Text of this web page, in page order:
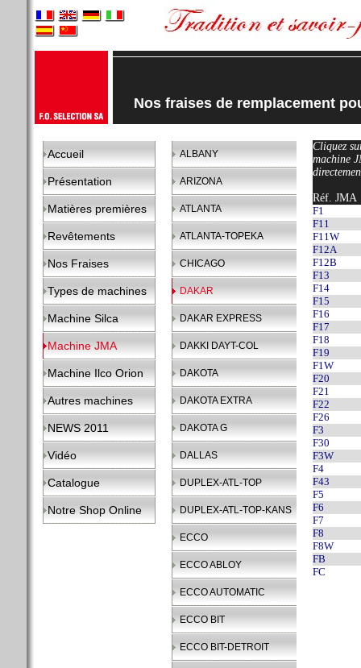
Nos fraises de remplacement
Accueil
Présentation
Matières premières
Revêtements
Nos Fraises
Types de machines
Machine Silca
Machine JMA
Machine Ilco Orion
Autres machines
NEWS 2011
Vidéo
Catalogue
Notre Shop Online
ALBANY
ARIZONA
ATLANTA
ATLANTA-TOPEKA
CHICAGO
DAKAR
DAKAR EXPRESS
DAKKI DAYT-COL
DAKOTA
DAKOTA EXTRA
DAKOTA G
DALLAS
DUPLEX-ATL-TOP
DUPLEX-ATL-TOP-KANS
ECCO
ECCO ABLOY
ECCO AUTOMATIC
ECCO BIT
ECCO BIT-DETROIT
Cliquez
machine
Réf. JMA
F1
F11
F11W
F12A
F12B
F13
F14
F15
F16
F17
F18
F19
F1W
F20
F21
F22
F26
F3
F30
F3W
F4
F43
F5
F6
F7
F8
F8W
FB
FC